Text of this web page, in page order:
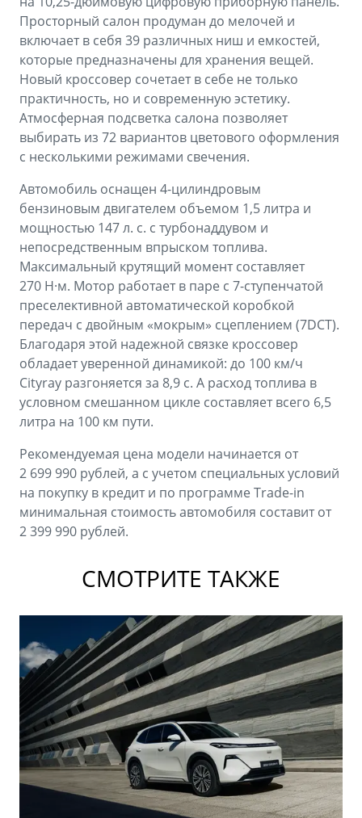
Просторный салон продуман до мелочей и
включает в себя 39 различных ниш и емкостей,
которые предназначены для хранения вещей.
Новый кроссовер сочетает в себе не только
практичность, но и современную эстетику.
Атмосферная подсветка салона позволяет
выбирать из 72 вариантов цветового оформления
с несколькими режимами свечения.
Автомобиль оснащен 4-цилиндровым
бензиновым двигателем объемом 1,5 литра и
мощностью 147 л. с. с турбонаддувом и
непосредственным впрыском топлива.
Максимальный крутящий момент составляет
270 Н·м. Мотор работает в паре с 7-ступенчатой
преселективной автоматической коробкой
передач с двойным «мокрым» сцеплением (7DCT).
Благодаря этой надежной связке кроссовер
обладает уверенной динамикой: до 100 км/ч
Cityray разгоняется за 8,9 с. А расход топлива в
условном смешанном цикле составляет всего 6,5
литра на 100 км пути.
Рекомендуемая цена модели начинается от
2 699 990 рублей, а с учетом специальных условий
на покупку в кредит и по программе Trade-in
минимальная стоимость автомобиля составит от
2 399 990 рублей.
СМОТРИТЕ ТАКЖЕ